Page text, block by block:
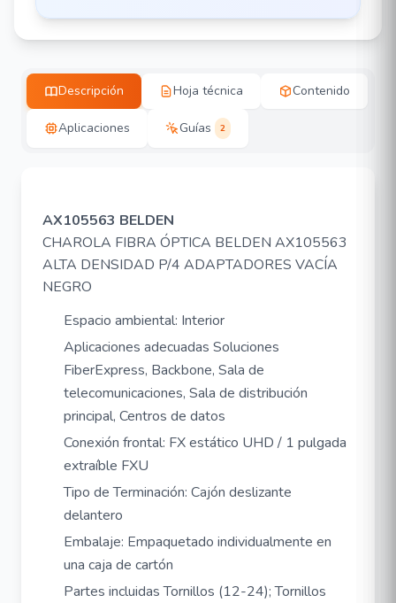
Descripción Hoja técnica Contenido
Aplicaciones Guías 2
AX105563 BELDEN
CHAROLA FIBRA ÓPTICA BELDEN AX105563
ALTA DENSIDAD P/4 ADAPTADORES VACÍA
NEGRO
Espacio ambiental: Interior
Aplicaciones adecuadas Soluciones
FiberExpress, Backbone, Sala de
telecomunicaciones, Sala de distribución
principal, Centros de datos
Conexión frontal: FX estático UHD / 1 pulgada
extraíble FXU
Tipo de Terminación: Cajón deslizante
delantero
Embalaje: Empaquetado individualmente en
una caja de cartón
Partes incluidas Tornillos (12-24); Tornillos